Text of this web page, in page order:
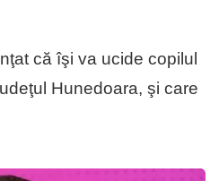
că îşi va ucide copilul
Hunedoara, şi care